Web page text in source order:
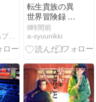
転生貴族の異
世界冒険録 ～
自重を知らな
い神々の使徒
～
8時間前
a-syuunikki